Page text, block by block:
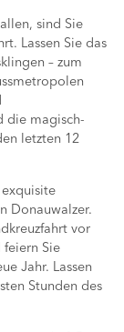
sind Sie
Lassen Sie das
– zum
die magisch-
letzten 12
Donauwalzer.
vor
feiern Sie
Jahr. Lassen
Stunden des